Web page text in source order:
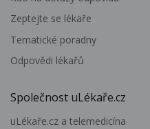
Zeptejte se lékaře
Tematické poradny
Odpovědi lékařů
Společnost uLékaře.cz
uLékaře.cz a telemedicína